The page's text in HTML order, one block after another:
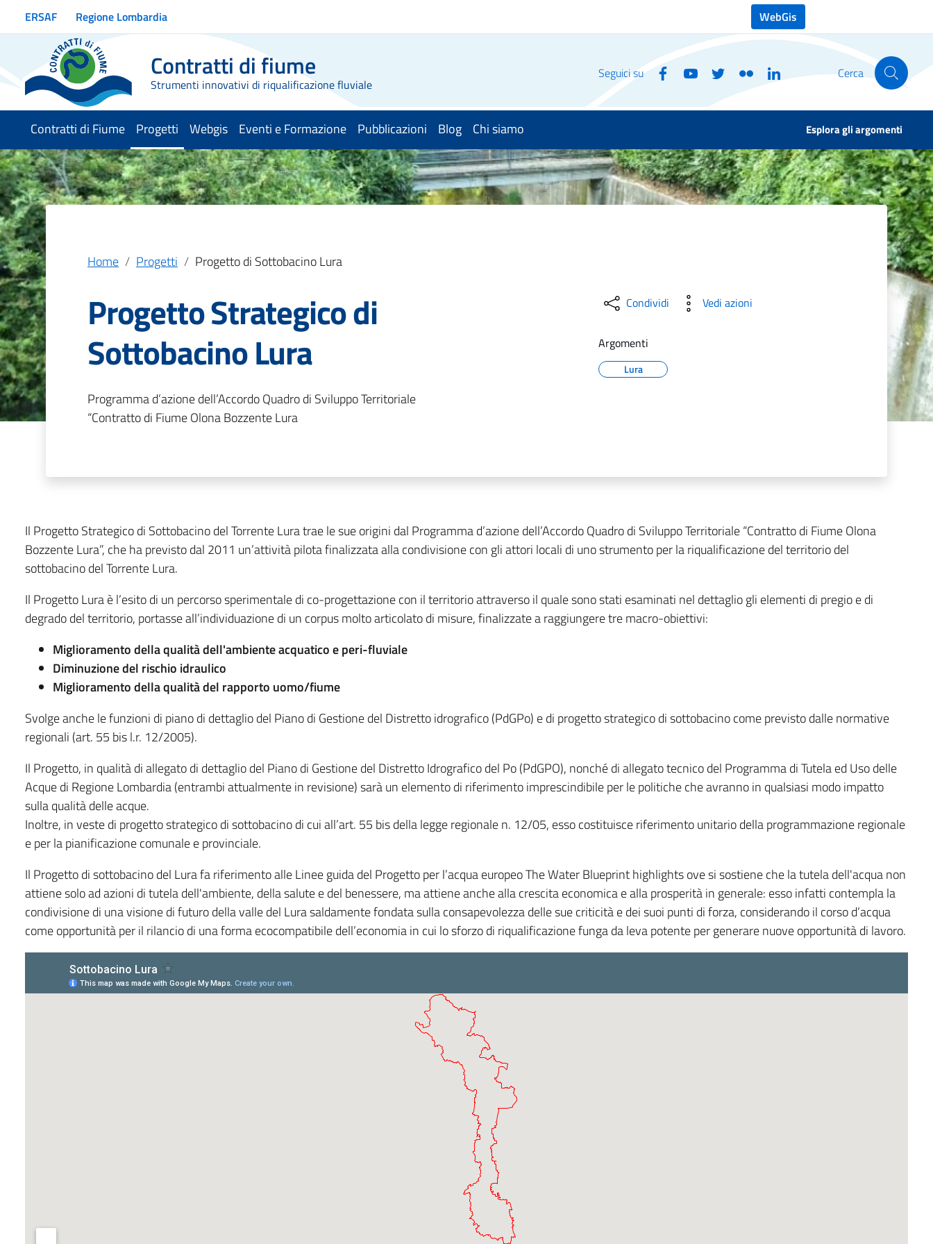
Vai ai contenuti
Vai al menu di navigazione
Vai al footer
ERSAF Regione Lombardia WebGis
Contratti di fiume
Strumenti innovativi di riqualificazione fluviale
Seguici su Cerca
Contratti di Fiume Progetti
menu selezionato
Webgis Eventi e Formazione Pubblicazioni Blog Chi siamo Esplora gli argomenti
Home Progetti Progetto di Sottobacino Lura
Progetto Strategico di
Sottobacino Lura
Programma d’azione dell’Accordo Quadro di Sviluppo Territoriale
“Contratto di Fiume Olona Bozzente Lura
Condividi Vedi azioni
Argomenti
Lura
Il Progetto Strategico di Sottobacino del Torrente Lura trae le sue origini dal Programma d’azione dell’Accordo Quadro di Sviluppo Territoriale “Contratto di Fiume Olona
Bozzente Lura”, che ha previsto dal 2011 un’attività pilota finalizzata alla condivisione con gli attori locali di uno strumento per la riqualificazione del territorio del
sottobacino del Torrente Lura.
Il Progetto Lura è l’esito di un percorso sperimentale di co-progettazione con il territorio attraverso il quale sono stati esaminati nel dettaglio gli elementi di pregio e di
degrado del territorio, portasse all’individuazione di un corpus molto articolato di misure, finalizzate a raggiungere tre macro-obiettivi:
Miglioramento della qualità dell'ambiente acquatico e peri-fluviale
Diminuzione del rischio idraulico
Miglioramento della qualità del rapporto uomo/fiume
Svolge anche le funzioni di piano di dettaglio del Piano di Gestione del Distretto idrografico (PdGPo) e di progetto strategico di sottobacino come previsto dalle normative
regionali (art. 55 bis l.r. 12/2005).
Il Progetto, in qualità di allegato di dettaglio del Piano di Gestione del Distretto Idrografico del Po (PdGPO), nonché di allegato tecnico del Programma di Tutela ed Uso delle
Acque di Regione Lombardia (entrambi attualmente in revisione) sarà un elemento di riferimento imprescindibile per le politiche che avranno in qualsiasi modo impatto
sulla qualità delle acque.
Inoltre, in veste di progetto strategico di sottobacino di cui all’art. 55 bis della legge regionale n. 12/05, esso costituisce riferimento unitario della programmazione regionale
e per la pianificazione comunale e provinciale.
Il Progetto di sottobacino del Lura fa riferimento alle Linee guida del Progetto per l’acqua europeo The Water Blueprint highlights ove si sostiene che la tutela dell'acqua non
attiene solo ad azioni di tutela dell'ambiente, della salute e del benessere, ma attiene anche alla crescita economica e alla prosperità in generale: esso infatti contempla la
condivisione di una visione di futuro della valle del Lura saldamente fondata sulla consapevolezza delle sue criticità e dei suoi punti di forza, considerando il corso d’acqua
come opportunità per il rilancio di una forma ecocompatibile dell’economia in cui lo sforzo di riqualificazione funga da leva potente per generare nuove opportunità di lavoro.